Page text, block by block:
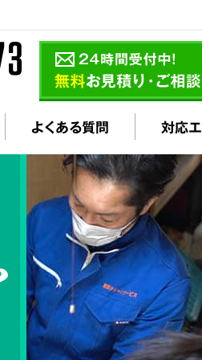
よくある質問 対応